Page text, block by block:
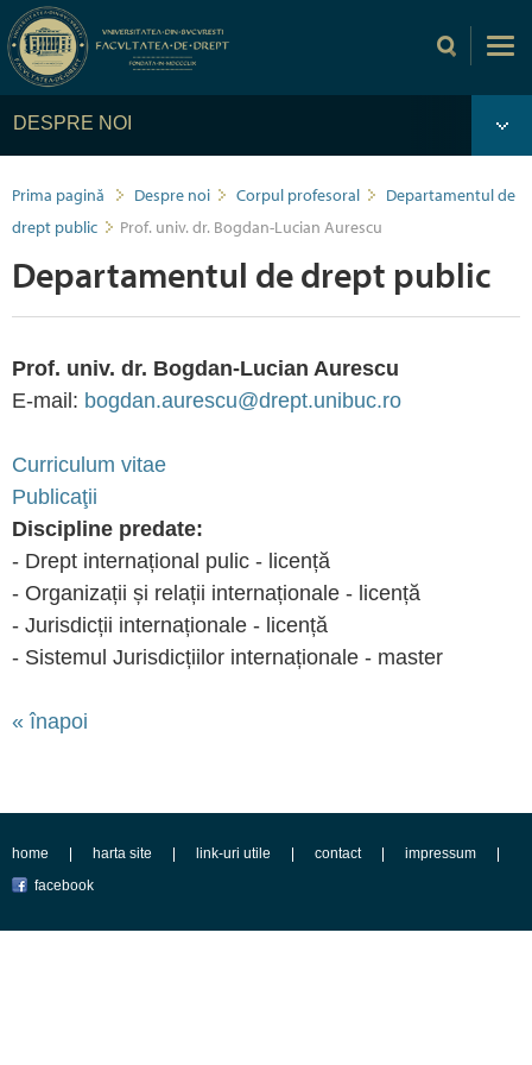
DESPRE NOI
Prima pagină Despre noi Corpul profesoral
Departamentul de
drept public
Prof. univ. dr. Bogdan-Lucian Aurescu
Departamentul de drept public
Prof. univ. dr. Bogdan-Lucian Aurescu
E-mail: bogdan.aurescu@drept.unibuc.ro
Curriculum vitae
Publicaţii
Discipline predate:
- Drept internațional pulic - licență
- Organizații și relații internaționale - licență
- Jurisdicții internaționale - licență
- Sistemul Jurisdicțiilor internaționale - master
« înapoi
home harta site link-uri utile contact
impressum
facebook